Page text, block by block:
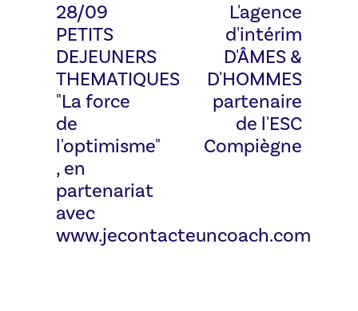
28/09
PETITS
DEJEUNERS
THEMATIQUES
"La force
de
l'optimisme"
, en
partenariat
avec
www.jecontacteuncoach.com
L'agence
d'intérim
D'ÂMES &
D'HOMMES
partenaire
de l'ESC
Compiègne